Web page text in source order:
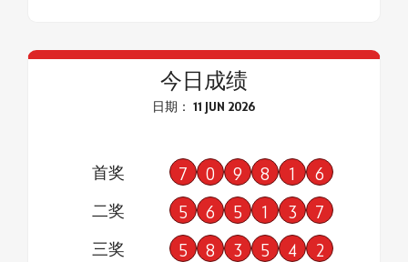
今日成绩
日期： 11 JUN 2026
首奖 7 0 9 8 1 6
二奖 5 6 5 1 3 7
三奖 5 8 3 5 4 2